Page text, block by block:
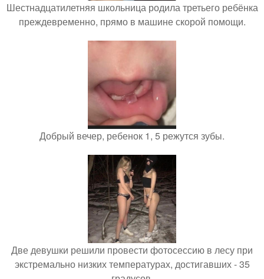
Шестнадцатилетняя школьница родила третьего ребёнка
преждевременно, прямо в машине скорой помощи.
Добрый вечер, ребенок 1, 5 режутся зубы.
Две девушки решили провести фотосессию в лесу при
экстремально низких температурах, достигавших - 35